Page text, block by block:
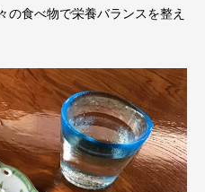
の食べ物で栄養バランスを整え